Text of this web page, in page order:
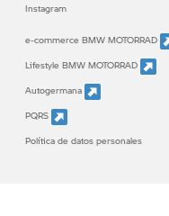
Instagram
e-commerce BMW MOTORRAD
Lifestyle BMW MOTORRAD
Autogermana
PQRS
Política de datos personales